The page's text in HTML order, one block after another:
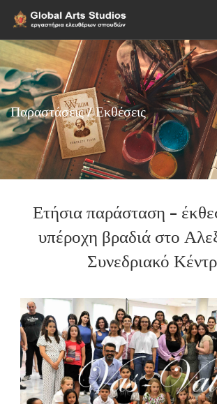
Παραστάσεις / Εκθέσεις
Ετήσια παράσταση -
υπέροχη βραδιά στο
Συνεδριακό